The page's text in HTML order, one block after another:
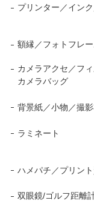
プリンター／イン
額縁／フォトフレー
カメラアクセ／フ
カメラバッグ
背景紙／小物／撮
ラミネート
ハメパチ／プリン
双眼鏡/ゴルフ距離